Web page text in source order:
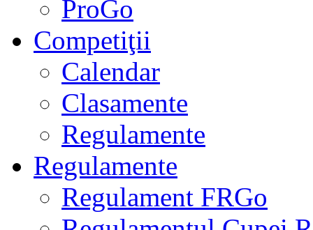
ProGo
Competiţii
Calendar
Clasamente
Regulamente
Regulamente
Regulament FRGo